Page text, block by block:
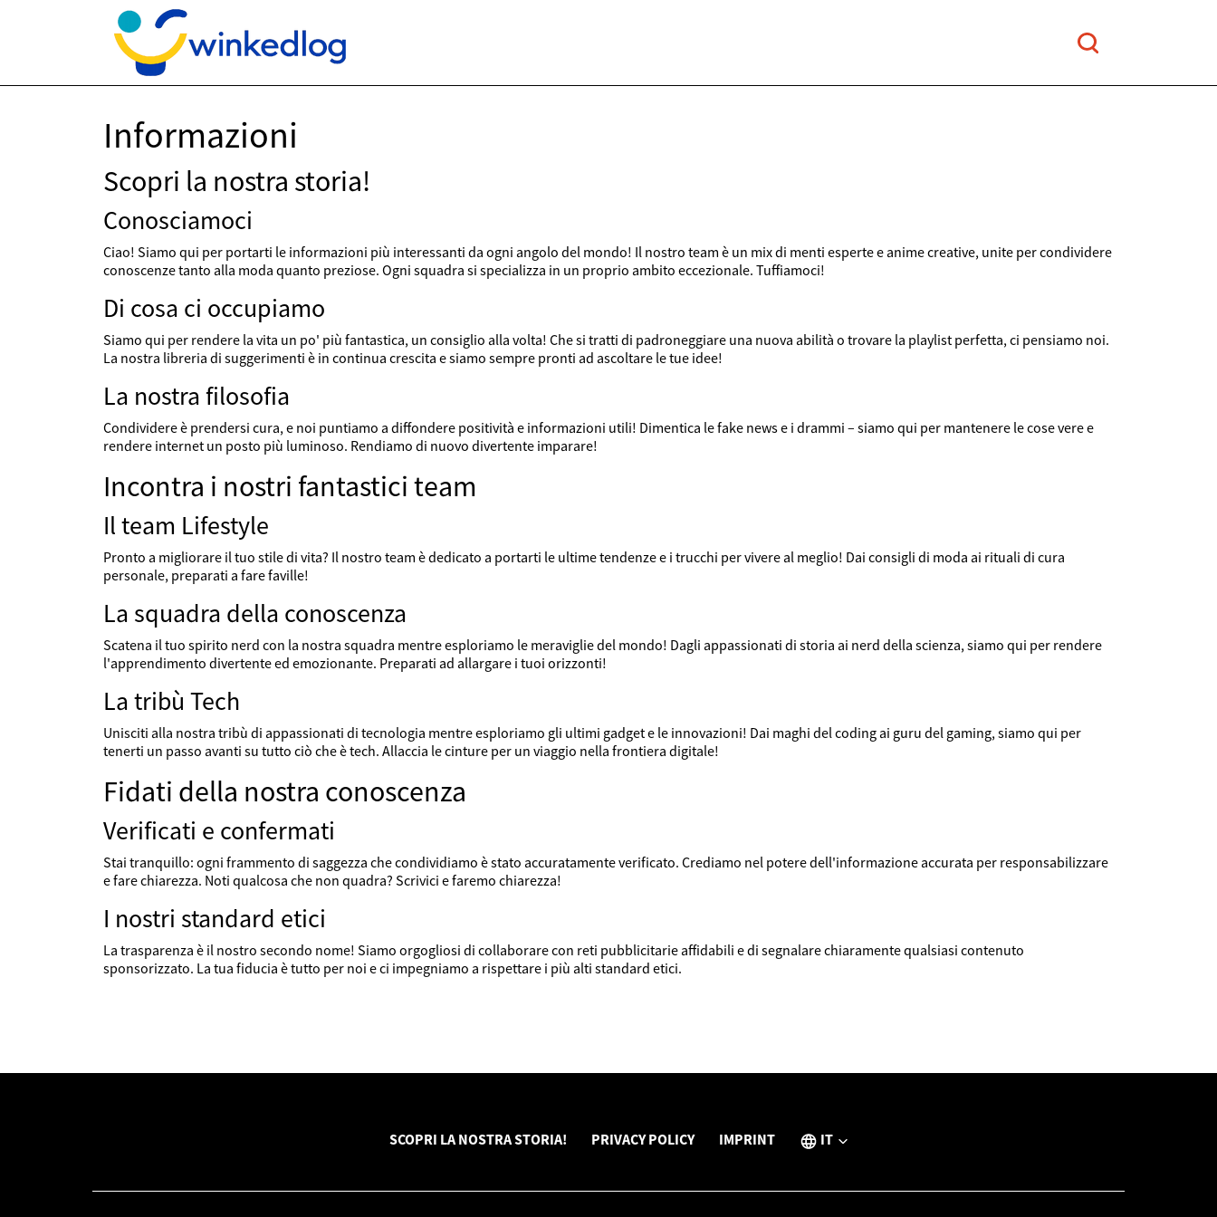
Informazioni
Scopri la nostra storia!
Conosciamoci
Ciao! Siamo qui per portarti le informazioni più interessanti da ogni angolo del mondo! Il nostro team è un mix di menti esperte e anime creative, unite per condividere
conoscenze tanto alla moda quanto preziose. Ogni squadra si specializza in un proprio ambito eccezionale. Tuffiamoci!
Di cosa ci occupiamo
Siamo qui per rendere la vita un po' più fantastica, un consiglio alla volta! Che si tratti di padroneggiare una nuova abilità o trovare la playlist perfetta, ci pensiamo noi.
La nostra libreria di suggerimenti è in continua crescita e siamo sempre pronti ad ascoltare le tue idee!
La nostra filosofia
Condividere è prendersi cura, e noi puntiamo a diffondere positività e informazioni utili! Dimentica le fake news e i drammi – siamo qui per mantenere le cose vere e
rendere internet un posto più luminoso. Rendiamo di nuovo divertente imparare!
Incontra i nostri fantastici team
Il team Lifestyle
Pronto a migliorare il tuo stile di vita? Il nostro team è dedicato a portarti le ultime tendenze e i trucchi per vivere al meglio! Dai consigli di moda ai rituali di cura
personale, preparati a fare faville!
La squadra della conoscenza
Scatena il tuo spirito nerd con la nostra squadra mentre esploriamo le meraviglie del mondo! Dagli appassionati di storia ai nerd della scienza, siamo qui per rendere
l'apprendimento divertente ed emozionante. Preparati ad allargare i tuoi orizzonti!
La tribù Tech
Unisciti alla nostra tribù di appassionati di tecnologia mentre esploriamo gli ultimi gadget e le innovazioni! Dai maghi del coding ai guru del gaming, siamo qui per
tenerti un passo avanti su tutto ciò che è tech. Allaccia le cinture per un viaggio nella frontiera digitale!
Fidati della nostra conoscenza
Verificati e confermati
Stai tranquillo: ogni frammento di saggezza che condividiamo è stato accuratamente verificato. Crediamo nel potere dell'informazione accurata per responsabilizzare
e fare chiarezza. Noti qualcosa che non quadra? Scrivici e faremo chiarezza!
I nostri standard etici
La trasparenza è il nostro secondo nome! Siamo orgogliosi di collaborare con reti pubblicitarie affidabili e di segnalare chiaramente qualsiasi contenuto
sponsorizzato. La tua fiducia è tutto per noi e ci impegniamo a rispettare i più alti standard etici.
SCOPRI LA NOSTRA STORIA! PRIVACY POLICY IMPRINT IT